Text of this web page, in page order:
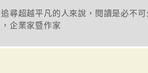
追尋超越平凡的人來說，閱讀是必不
企業家暨作家